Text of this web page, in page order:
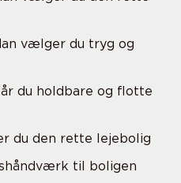
vælger du tryg og
du holdbare og flotte
du den rette lejebolig
til boligen